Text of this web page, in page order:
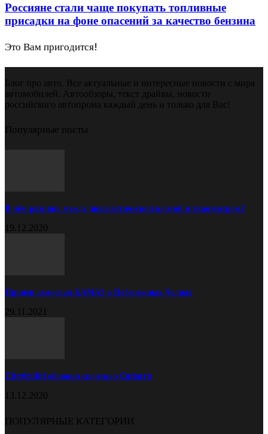
Россияне стали чаще покупать топливные
присадки на фоне опасений за качество бензина
Это Вам пригодится!
Блог про авто. Все актуальные и интересные новости с мира
автомобилей. Автообзоры, текст драйвы, новости
российского автопрома каждый день и только для Вас!
Популярные посты
В чём разница между диагностической картой и техосмотром?
19.12.2020
Прицеп самосвал КАМАЗ в Набережных Челнах
29.11.2021
Chevrolet обновил спорткар Camaro
13.12.2020
ПОПУЛЯРНЫЕ КАТЕГОРИИ